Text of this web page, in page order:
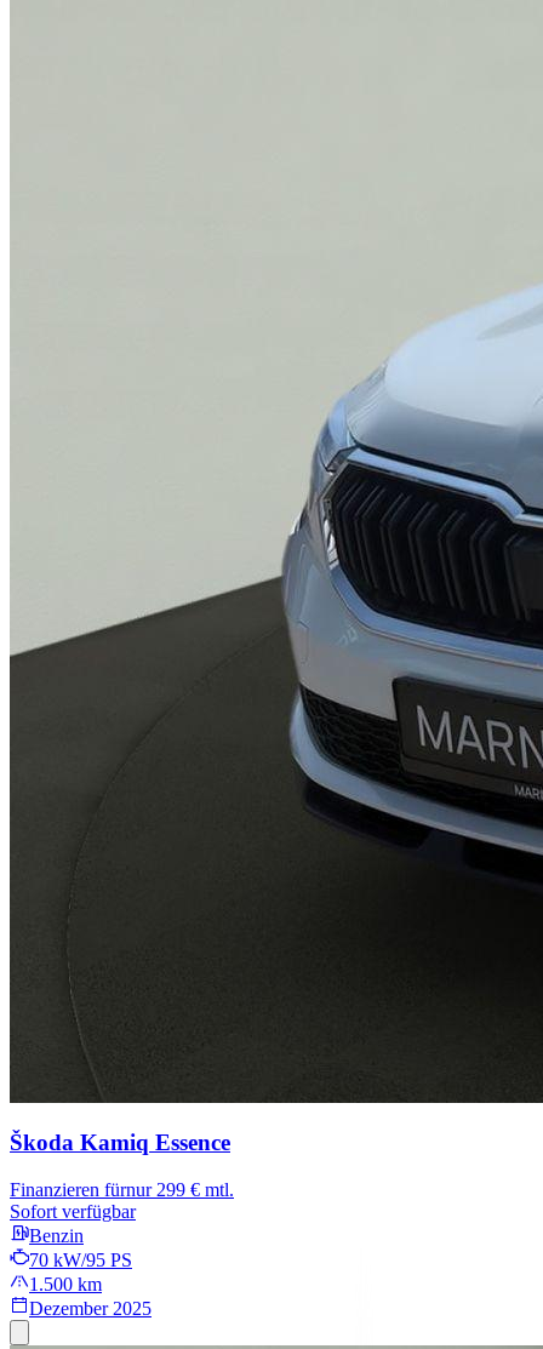
Škoda Kamiq Essence
Finanzieren fürnur 299 € mtl.
Sofort verfügbar
Benzin
70 kW/95 PS
1.500 km
Dezember 2025